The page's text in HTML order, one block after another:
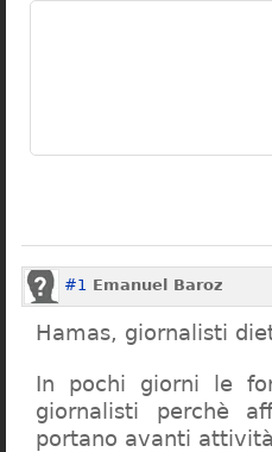
#1 Emanuel Baroz
Hamas, giornalisti
In pochi giorni le
giornalisti perchè
portano avanti